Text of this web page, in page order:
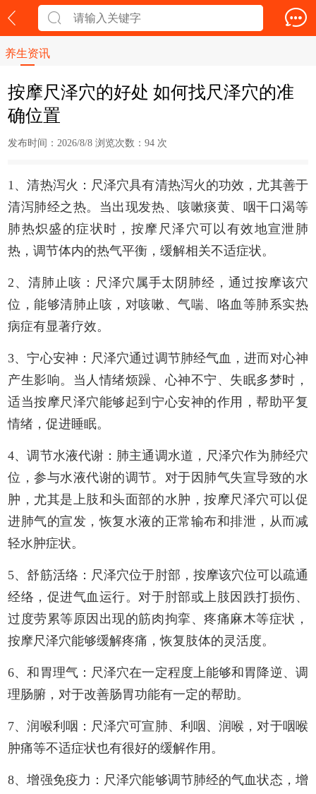
养生资讯
按摩尺泽穴的好处 如何找尺泽穴的准
确位置
发布时间：2026/8/8 浏览次数：94 次
1、清热泻火：尺泽穴具有清热泻火的功效，尤其善于
清泻肺经之热。当出现发热、咳嗽痰黄、咽干口渴等
肺热炽盛的症状时， 按摩 尺泽穴可以有效地宣泄肺
热，调节体内的热气平衡，缓解相关不适症状。
2、清肺止咳：尺泽穴属手太阴肺经，通过按摩该穴
位，能够清肺止咳，对咳嗽、气喘、咯血等肺系实热
病症有显著疗效。
3、宁心安神：尺泽穴通过调节肺经气血，进而对心神
产生影响。当人情绪烦躁、心神不宁、失眠多梦时，
适当按摩尺泽穴能够起到宁心安神的作用，帮助平复
情绪，促进睡眠。
4、调节水液代谢：肺主通调水道，尺泽穴作为肺经穴
位，参与水液代谢的调节。对于因肺气失宣导致的水
肿，尤其是上肢和头面部的水肿，按摩尺泽穴可以促
进肺气的宣发，恢复水液的正常输布和排泄，从而减
轻水肿症状。
5、舒筋活络：尺泽穴位于肘部，按摩该穴位可以疏通
经络，促进气血运行。对于肘部或上肢因跌打损伤、
过度劳累等原因出现的筋肉拘挛、疼痛麻木等症状，
按摩尺泽穴能够缓解疼痛，恢复肢体的灵活度。
6、和胃理气：尺泽穴在一定程度上能够和胃降逆、调
理肠腑，对于改善肠胃功能有一定的帮助。
7、润喉利咽：尺泽穴可宣肺、利咽、润喉，对于咽喉
肿痛等不适症状也有很好的缓解作用。
8、增强免疫力：尺泽穴能够调节肺经的气血状态，增